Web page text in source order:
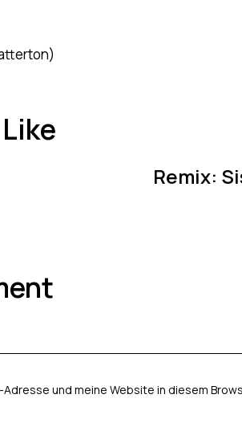
Remix:
Adresse und meine Website in diesem